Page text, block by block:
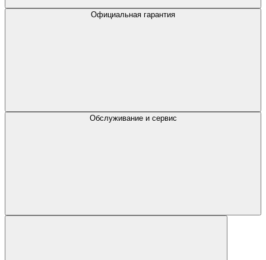
Официальная гарантия
Обслуживание и сервис